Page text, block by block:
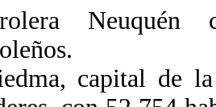
capital de